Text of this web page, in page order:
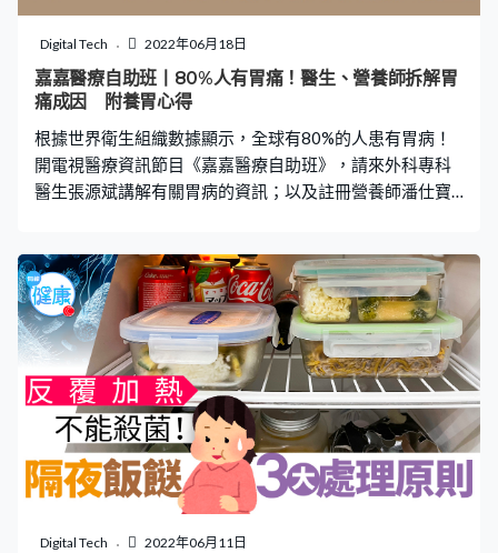
姐的視力會間中變得模糊，幾個月後，因為眼中的白色組
織大了很多，充血也嚴重了，所以坂本小姐到眼科看診，
醫生看到後便說要做手術。 診斷顯示坂本小姐患上了「翼
狀片」，意指眼睛的角膜出現發炎症狀，然後異常增生，
還有乾眼症等一起出現，若不理會
Digital Tech 2022年06月18日
嘉嘉醫療自助班丨80%人有胃痛！醫生、營養師拆解胃
痛成因 附養胃心得
根據世界衛生組織數據顯示，全球有80%的人患有胃病！
開電視醫療資訊節目《嘉嘉醫療自助班》，請來外科專科
醫生張源斌講解有關胃病的資訊；以及註冊營養師潘仕寶
或胃痛。張醫生指出，真正胃痛的痛楚位置會在上腹，心
口與肚臍之間的位置。常見的胃痛徵狀包括：胃氣脹、胃
酸倒流、胸部有灼熱感，甚至有酸水從胃部湧出。如出現
食慾不振、黑便、胃出血、突然消瘦等危險警號，要立即
求醫！ 最常見的病徵：胃酸倒流 病因主要因為食道和胃部
之間的肌肉，當我們吃飽後，此肌肉會收緊及防止食物湧
上食道。但隨著身體衰老，此項身體機能會逐漸變差，故
老年人會較容易出現胃酸倒流的情況。 常見的病因：幽門
螺旋菌 感染幽門螺旋菌非常常見，在香港約10個人就有1
至2人感染。嚴重會惡化致胃潰瘍甚至胃癌！由於幽門螺旋
菌的抗藥性很常見，因此通常要混合多種抗生素及服用長
Digital Tech 2022年06月11日